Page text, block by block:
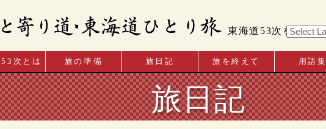
東海道53次を歩く
次とは 旅の準備 旅日記 旅を終えて 用語集
旅日記